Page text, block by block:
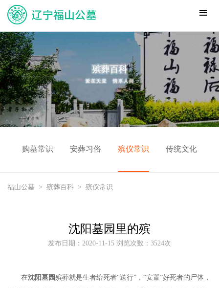
购墓常识 安葬习俗 殡仪常识 传统文化
福山公墓 > 殡葬百科 > 殡仪常识
沈阳墓园里的殡
发布日期：2020-11-15 浏览次数：3524次
在沈阳墓园殡葬就是生者给死者“送行”，“安置”好死者的尸体，